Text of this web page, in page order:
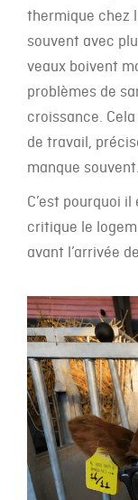
thermique chez
souvent avec
veaux boivent
problèmes de
croissance.
de travail,
manque souvent.
C’est pourquoi
critique le
avant l’arrivée